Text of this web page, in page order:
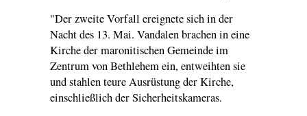
"Der zweite Vorfall ereignete sich in der
Nacht des 13. Mai. Vandalen brachen in eine
Kirche der maronitischen Gemeinde im
Zentrum von Bethlehem ein, entweihten sie
und stahlen teure Ausrüstung der Kirche,
einschließlich der Sicherheitskameras.